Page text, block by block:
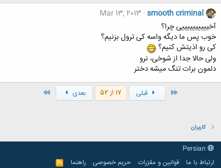
smooth criminal
Mar 13, 2013
آخییییییییییی چرا؟
خوب پس ما دیگه واسه کی ترول بزنیم؟
کی رو اذیتش کنیم؟
ولی حالا جدا از شوخی، نرو
دلمون برات تنگ میشه دختر
اول قبلی 17 از 52 بعدی
کاربران
ارتباط با ما
قوانین و مقرّرات حریم خصوصی راهنما
R